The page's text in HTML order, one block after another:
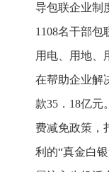
导包联企业制
1108名干部包
用电、用地、
在帮助企业解
款35．18亿元
费减免政策，
利的“真金白